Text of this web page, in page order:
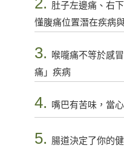
肚子左邊痛、右
懂腹痛位置潛在疾病
3.
喉嚨痛不等於感
痛」疾病
4. 嘴巴有苦味，當
5. 腸道決定了你的